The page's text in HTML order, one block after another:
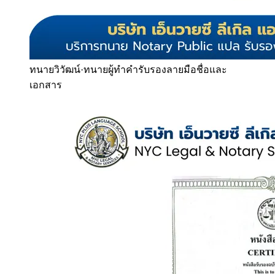
ทนายวิวัฒน์·ทนายผู้ทำคำรับรองลายมือชื่อและ
เอกสาร